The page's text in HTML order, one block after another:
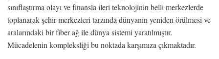
sınıflaştırma olayı ve finansla ileri teknolojinin belli merkezlerde
toplanarak şehir merkezleri tarzında dünyanın yeniden örülmesi ve
aralarındaki bir fiber ağ ile dünya sistemi yaratılmıştır.
Mücadelenin kompleksliği bu noktada karşımıza çıkmaktadır.